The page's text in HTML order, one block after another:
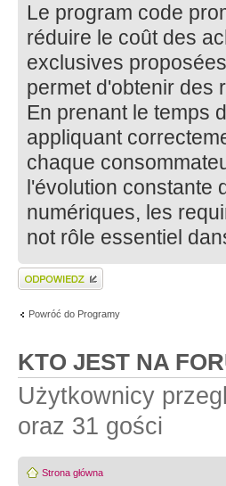
Le program code
réduire le coût des
exclusives
permet d'obtenir des
En prenant le temps
appliquant
chaque
l'évolution constante
numériques, les
not rôle essentiel
Wyślij odpowiedź
Powróć do Programy
KTO JEST NA
Użytkownicy
oraz 31 gości
Strona główna